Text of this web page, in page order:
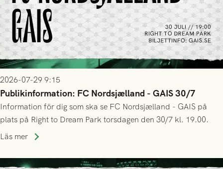
2026-07-29 9:15
Publikinformation: FC Nordsjælland - GAIS 30/7
Information för dig som ska se FC Nordsjælland - GAIS på
plats på Right to Dream Park torsdagen den 30/7 kl. 19.00.
Läs mer